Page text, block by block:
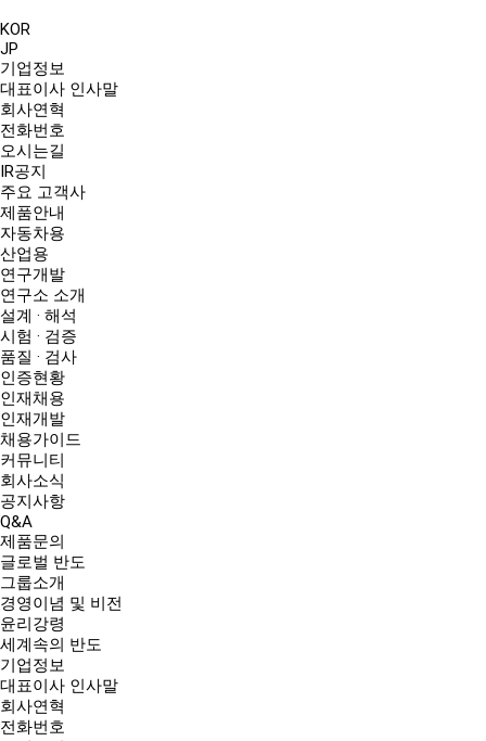
KOR
JP
기업정보
대표이사 인사말
회사연혁
전화번호
오시는길
IR공지
주요 고객사
제품안내
자동차용
산업용
연구개발
연구소 소개
설계 · 해석
시험 · 검증
품질 · 검사
인증현황
인재채용
인재개발
채용가이드
커뮤니티
회사소식
공지사항
Q&A
제품문의
글로벌 반도
그룹소개
경영이념 및 비전
윤리강령
세계속의 반도
기업정보
대표이사 인사말
회사연혁
전화번호